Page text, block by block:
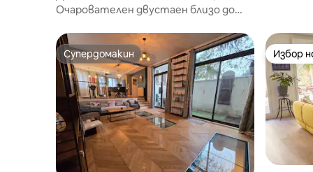
e
Очарователен двустаен близо до
Супердомакин
Супердомакин Избор
Избор